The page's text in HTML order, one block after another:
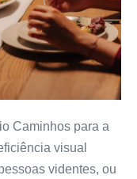
Caminhos para a
visual
videntes, ou